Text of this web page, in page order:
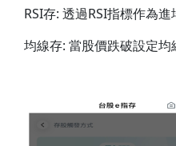
RSI存: 透過RSI指標作為進
均線存: 當股價跌破設定均